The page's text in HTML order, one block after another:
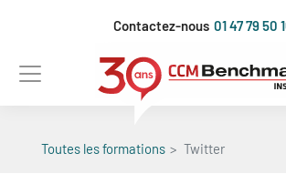
principal
Contactez-nous 01 47 79 50
Toutes les formations Twitter